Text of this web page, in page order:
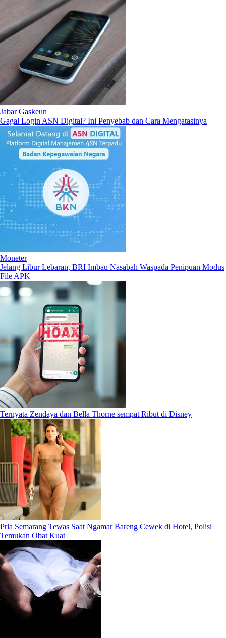
Jabar Gaskeun
Gagal Login ASN Digital? Ini Penyebab dan Cara Mengatasinya
Moneter
Jelang Libur Lebaran, BRI Imbau Nasabah Waspada Penipuan Modus
File APK
Ternyata Zendaya dan Bella Thorne sempat Ribut di Disney
Pria Semarang Tewas Saat Ngamar Bareng Cewek di Hotel, Polisi
Temukan Obat Kuat